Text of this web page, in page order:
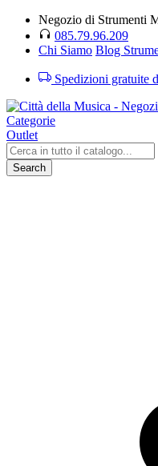
Negozio di Strumenti
085.79.96.209
Chi Siamo Blog
Spedizioni gratuite
Categorie
Outlet
Search